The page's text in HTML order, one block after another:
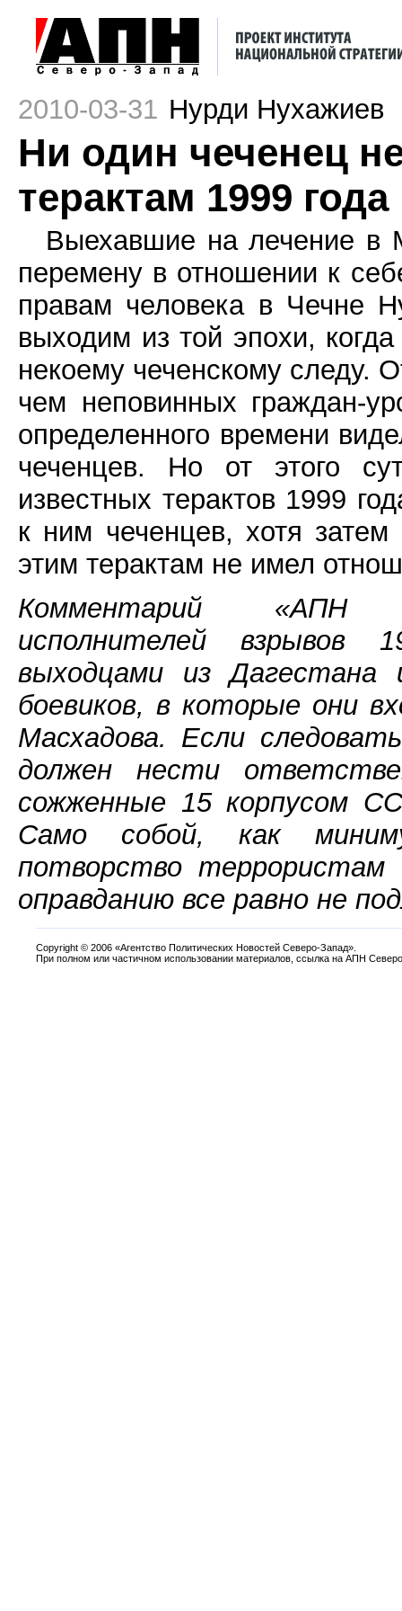
2010-03-31 Нурди Нухажиев
Ни один чеченец
терактам 1999 года
Выехавшие на лечение в
перемену в отношении к
правам человека в Чечне
выходим из той эпохи,
некоему чеченскому следу.
чем неповинных граждан-
определенного времени
чеченцев. Но от этого
известных терактов 1999
к ним чеченцев, хотя
этим терактам не имел
Комментарий «АПН
исполнителей взрывов
выходцами из Дагестана
боевиков, в которые они
Масхадова. Если
должен нести
сожженные 15 корпусом
Само собой, как
потворство террористам
оправданию все равно не
Copyright © 2006 «Агентство Политических Новостей Северо-Запад».
При полном или частичном использовании материалов, ссылка на АПН